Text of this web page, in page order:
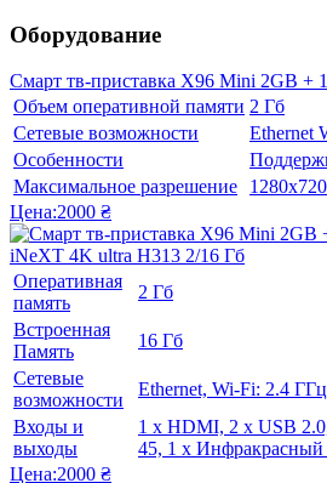
Оборудование
Смарт тв-приставка X96 Mini 2GB +
Объем оперативной памяти 2 Гб
Сетевые возможности
Ethernet
Особенности
Максимальное разрешение
1280x720
Цена:2000 ₴
iNeXT 4K ultra H313 2/16 Гб
Оперативная
память
2 Гб
Встроенная
Память
16 Гб
Сетевые
возможности
Ethernet, Wi-Fi: 2.4 ГГц
Входы и
выходы
1 x HDMI, 2 x USB
45, 1 х Инфракрасный
Цена:2000 ₴